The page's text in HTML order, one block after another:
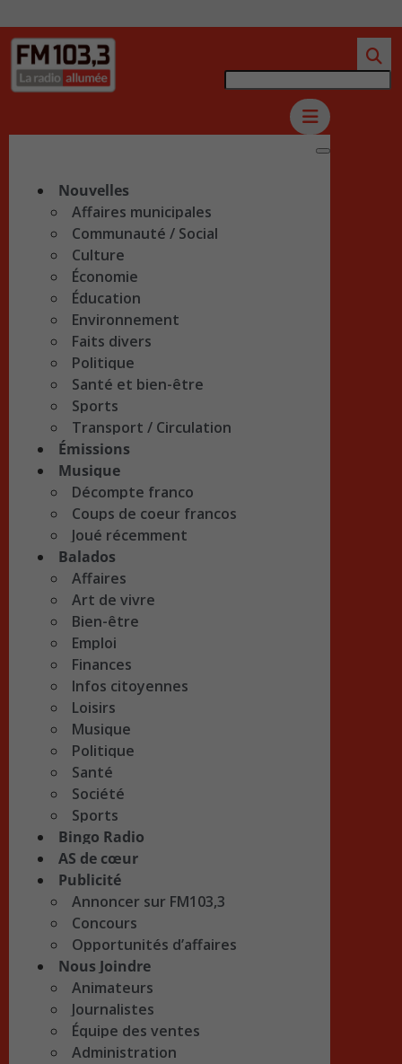
Nouvelles
Affaires municipales
Communauté / Social
Culture
Économie
Éducation
Environnement
Faits divers
Politique
Santé et bien-être
Sports
Transport / Circulation
Émissions
Musique
Décompte franco
Coups de coeur francos
Joué récemment
Balados
Affaires
Art de vivre
Bien-être
Emploi
Finances
Infos citoyennes
Loisirs
Musique
Politique
Santé
Société
Sports
Bingo Radio
AS de cœur
Publicité
Annoncer sur FM103,3
Concours
Opportunités d’affaires
Nous Joindre
Animateurs
Journalistes
Équipe des ventes
Administration